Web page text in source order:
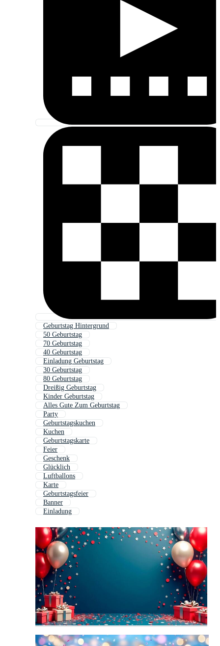
Geburtstag Hintergrund
50 Geburtstag
70 Geburtstag
40 Geburtstag
Einladung Geburtstag
30 Geburtstag
80 Geburtstag
Dreißig Geburtstag
Kinder Geburtstag
Alles Gute Zum Geburtstag
Party
Geburtstagskuchen
Kuchen
Geburtstagskarte
Feier
Geschenk
Glücklich
Luftballons
Karte
Geburtstagsfeier
Banner
Einladung